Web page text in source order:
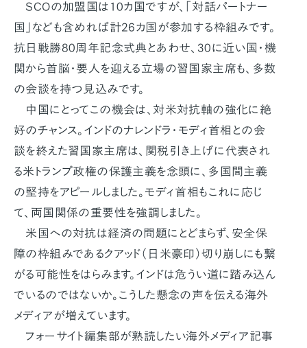
SCOの加盟国は10カ国ですが、「対話パートナー
国」なども含めれば計26カ国が参加する枠組みです。
抗日戦勝80周年記念式典とあわせ、30に近い国・機
関から首脳・要人を迎える立場の習国家主席も、多数
の会談を持つ見込みです。
中国にとってこの機会は、対米対抗軸の強化に絶
好のチャンス。インドのナレンドラ・モディ首相との会
談を終えた習国家主席は、関税引き上げに代表され
る米トランプ政権の保護主義を念頭に、多国間主義
の堅持をアピールしました。モディ首相もこれに応じ
て、両国関係の重要性を強調しました。
米国への対抗は経済の問題にとどまらず、安全保
障の枠組みであるクアッド（日米豪印）切り崩しにも繋
がる可能性をはらみます。インドは危うい道に踏み込ん
でいるのではないか。こうした懸念の声を伝える海外
メディアが増えています。
フォーサイト編集部が熟読したい海外メディア記事